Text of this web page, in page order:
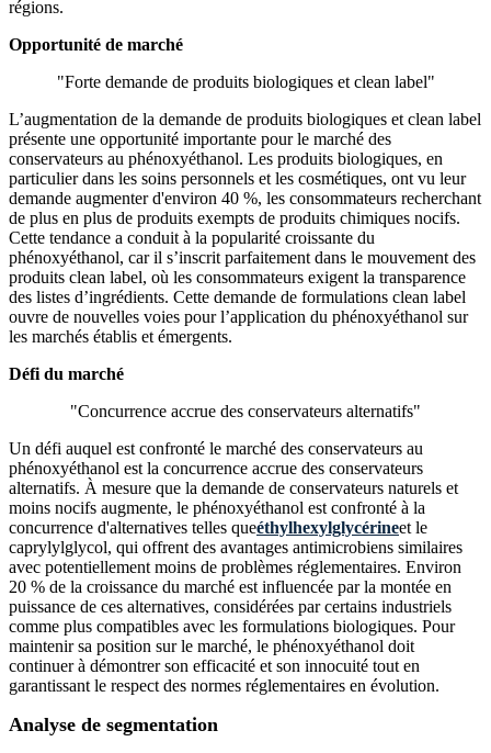
régions.
Opportunité de marché
"Forte demande de produits biologiques et clean label"
L’augmentation de la demande de produits biologiques et clean label
présente une opportunité importante pour le marché des
conservateurs au phénoxyéthanol. Les produits biologiques, en
particulier dans les soins personnels et les cosmétiques, ont vu leur
demande augmenter d'environ 40 %, les consommateurs recherchant
de plus en plus de produits exempts de produits chimiques nocifs.
Cette tendance a conduit à la popularité croissante du
phénoxyéthanol, car il s’inscrit parfaitement dans le mouvement des
produits clean label, où les consommateurs exigent la transparence
des listes d’ingrédients. Cette demande de formulations clean label
ouvre de nouvelles voies pour l’application du phénoxyéthanol sur
les marchés établis et émergents.
Défi du marché
"Concurrence accrue des conservateurs alternatifs"
Un défi auquel est confronté le marché des conservateurs au
phénoxyéthanol est la concurrence accrue des conservateurs
alternatifs. À mesure que la demande de conservateurs naturels et
moins nocifs augmente, le phénoxyéthanol est confronté à la
concurrence d'alternatives telles queéthylhexylglycérineet le
caprylylglycol, qui offrent des avantages antimicrobiens similaires
avec potentiellement moins de problèmes réglementaires. Environ
20 % de la croissance du marché est influencée par la montée en
puissance de ces alternatives, considérées par certains industriels
comme plus compatibles avec les formulations biologiques. Pour
maintenir sa position sur le marché, le phénoxyéthanol doit
continuer à démontrer son efficacité et son innocuité tout en
garantissant le respect des normes réglementaires en évolution.
Analyse de segmentation